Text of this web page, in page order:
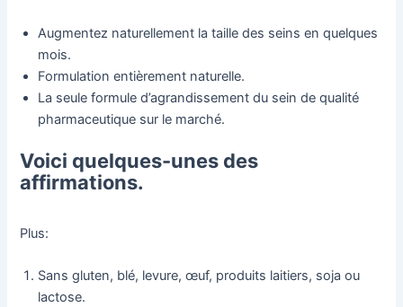
Augmentez naturellement la taille des seins en quelques
mois.
Formulation entièrement naturelle.
La seule formule d’agrandissement du sein de qualité
pharmaceutique sur le marché.
Voici quelques-unes des
affirmations.
Plus:
Sans gluten, blé, levure, œuf, produits laitiers, soja ou
lactose.